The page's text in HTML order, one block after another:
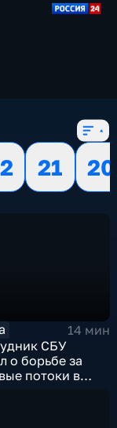
21
20
14 мин
СБУ
о борьбе за
потоки в